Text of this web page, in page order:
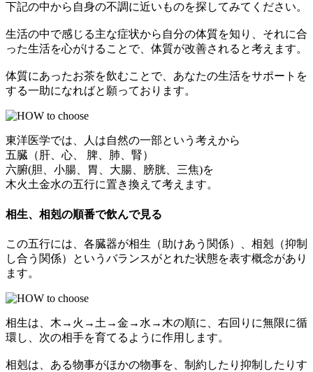
下記の中から自身の不調に近いものを探してみてください。
生活の中で感じる主な症状から自分の体質を知り、それに合
った生活を心がけることで、体質が改善されると考えます。
体質にあったお茶を飲むことで、あなたの生活をサポートを
する一助になればと願っております。
東洋医学では、人は自然の一部という考えから
五臓（肝、心、 脾、肺、腎）
六腑(胆、小腸、胃、大腸、膀胱、三焦)を
木火土金水の五行に置き換えて考えます。
相生、相剋の順番で飲んで見る
この五行には、各臓器が相生（助けあう関係）、相剋（抑制
し合う関係）というバランスがとれた状態を表す概念があり
ます。
相生は、木→火→土→金→水→木の順に、右回りに無限に循
環し、次の相手を育てるように作用します。
相剋は、ある物事がほかの物事を、制約したり抑制したりす